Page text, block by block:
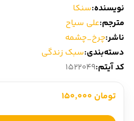
نویسنده:سنکا
مترجم:علی سیاح
ناشر:چرخ_چشمه
دسته‌بندی:سبک زندگی
کد آیتم:1522049
تومان 150,000